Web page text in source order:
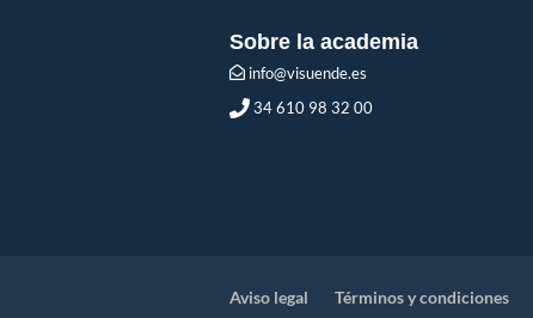
Sobre la academia
info@visuende.es
34 610 98 32 00
Aviso legal Términos y condiciones